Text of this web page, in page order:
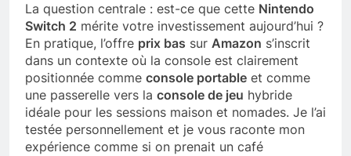
La question centrale : est-ce que cette Nintendo
Switch 2 mérite votre investissement aujourd’hui ?
En pratique, l’offre prix bas sur Amazon s’inscrit
dans un contexte où la console est clairement
positionnée comme console portable et comme
une passerelle vers la console de jeu hybride
idéale pour les sessions maison et nomades. Je l’ai
testée personnellement et je vous raconte mon
expérience comme si on prenait un café